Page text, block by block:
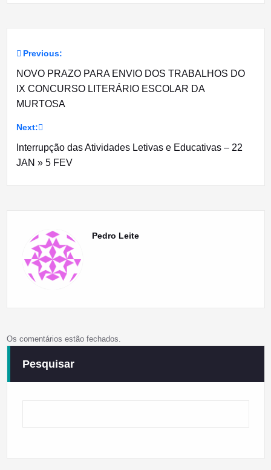
Navegação
de
artigos
Previous:
NOVO PRAZO PARA ENVIO DOS TRABALHOS DO
IX CONCURSO LITERÁRIO ESCOLAR DA
MURTOSA
Next:
Interrupção das Atividades Letivas e Educativas – 22
JAN » 5 FEV
Pedro Leite
Os comentários estão fechados.
Pesquisar